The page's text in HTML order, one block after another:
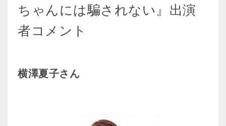
ちゃんには騙されない』出演
者コメント
横澤夏子さん